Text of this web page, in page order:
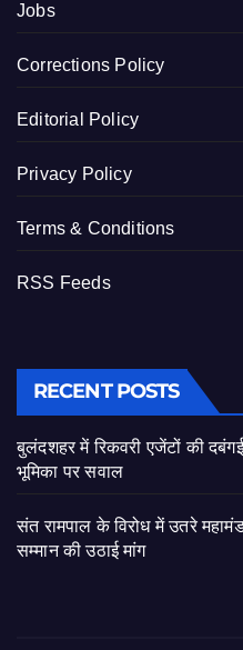
Jobs
Corrections Policy
Editorial Policy
Privacy Policy
Terms & Conditions
RSS Feeds
RECENT POSTS
बुलंदशहर में रिकवरी एजेंटों की
भूमिका पर सवाल
संत रामपाल के विरोध में उतरे
सम्मान की उठाई मांग